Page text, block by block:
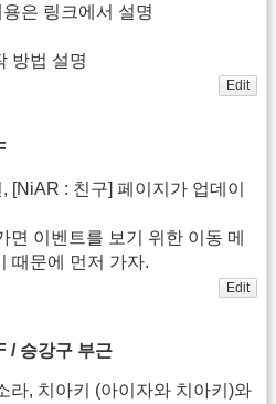
은 링크에서 설명
방법 설명
Edit
[NiAR : 친구] 페이지가 업데이
면 이벤트를 보기 위한 이동 메
때문에 먼저 가자.
Edit
/ 승강구 부근
라, 치아키 (아이자와 치아키)와